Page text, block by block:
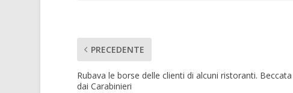
PRECEDENTE
Rubava le borse delle clienti di alcuni ristoranti. Beccata
dai Carabinieri